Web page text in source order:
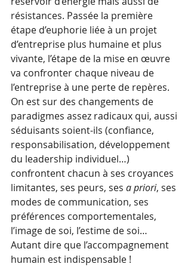
résistances. Passée la première
étape d’euphorie liée à un projet
d’entreprise plus humaine et plus
vivante, l’étape de la mise en œuvre
va confronter chaque niveau de
l’entreprise à une perte de repères.
On est sur des changements de
paradigmes assez radicaux qui, aussi
séduisants soient-ils (confiance,
responsabilisation, développement
du leadership individuel…)
confrontent chacun à ses croyances
limitantes, ses peurs, ses a priori, ses
modes de communication, ses
préférences comportementales,
l’image de soi, l’estime de soi…
Autant dire que l’accompagnement
humain est indispensable !